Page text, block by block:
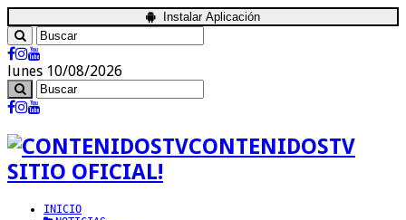
Instalar Aplicación
lunes 10/08/2026
CONTENIDOSTV
SITIO OFICIAL!
INICIO